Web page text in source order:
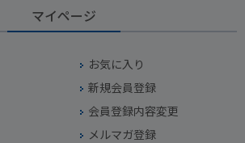
マイページ
お気に入り
新規会員登録
会員登録内容変更
メルマガ登録